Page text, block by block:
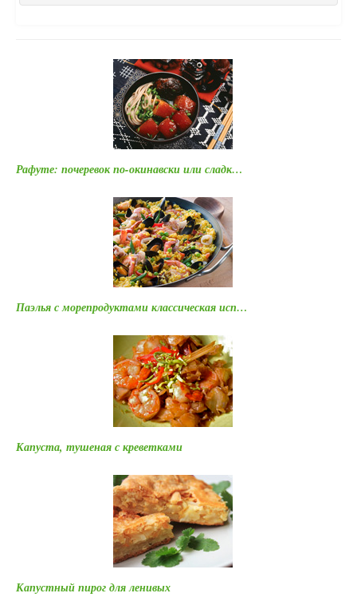
Рафуте: почеревок по-окинавски или сладк…
Паэлья с морепродуктами классическая исп…
Капуста, тушеная с креветками
Капустный пирог для ленивых